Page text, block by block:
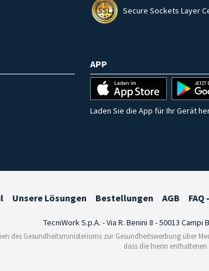
Secure Sockets Layer
APP
Laden Sie die App für Ihr Gerät
Unsere Lösungen Bestellungen AGB
TecniWork S.p.A. - Via R. Benini 8 - 50013 Campi
des Gesundheitsministeriums zur Gesundheitswerbung über
dass die hierin